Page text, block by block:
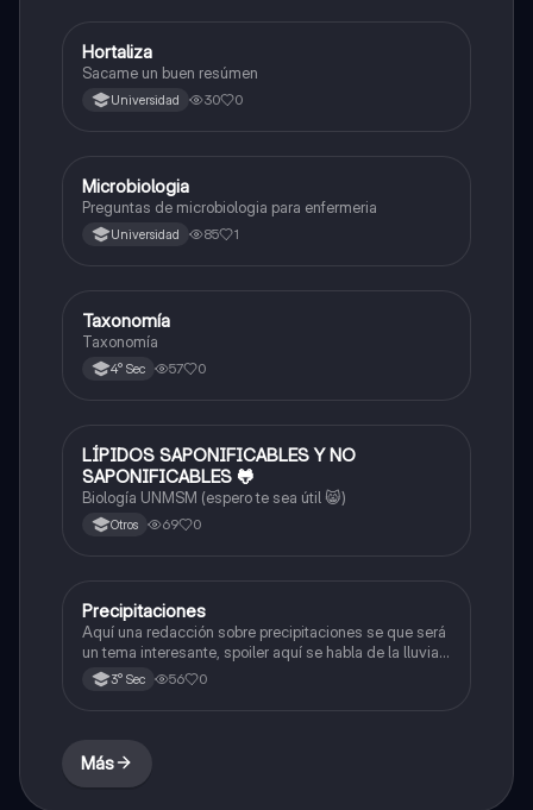
Biología
Hortaliza
Sacame un buen resúmen
Universidad 30 0
Biología
Microbiologia
Preguntas de microbiologia para enfermeria
Universidad 85 1
Biología
Taxonomía
Taxonomía
4° Sec 57 0
Biología
LÍPIDOS SAPONIFICABLES Y NO
SAPONIFICABLES 🐸
Biología UNMSM (espero te sea útil 😸)
Otros 69 0
Ciencia y Tecnología
Precipitaciones
Aquí una redacción sobre precipitaciones se que será
un tema interesante, spoiler aquí se habla de la lluvia,
nueve y otroos 🌨️❄️
3° Sec 56 0
Más